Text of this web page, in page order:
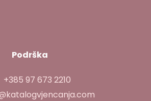
Podrška
+385 97 673 2210